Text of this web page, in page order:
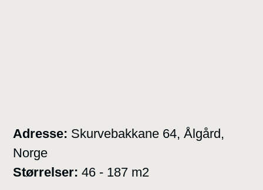
Adresse: Skurvebakkane 64, Ålgård,
Norge
Størrelser: 46 - 187 m2